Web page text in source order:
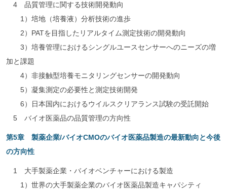
4 品質管理に関する技術開発動向
1）培地（培養液）分析技術の進歩
2）PATを目指したリアルタイム測定技術の開発動向
3）培養管理におけるシングルユースセンサーへのニーズの増
加と課題
4）非接触型培養モニタリングセンサーの開発動向
5）凝集測定の必要性と測定技術開発
6）日本国内におけるウイルスクリアランス試験の受託開始
5 バイオ医薬品の品質管理の方向性
第5章 製薬企業/バイオCMOのバイオ医薬品製造の最新動向と今後
の方向性
1 大手製薬企業・バイオベンチャーにおける製造
1）世界の大手製薬企業のバイオ医薬品製造キャパシティ